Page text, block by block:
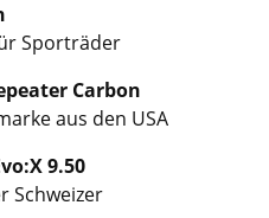
Sporträder
Carbon
aus den USA
9.50
Schweizer